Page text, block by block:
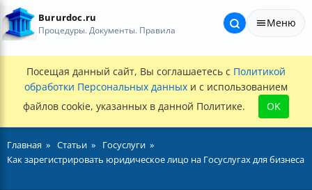
Bururdoc.ru
Процедуры. Документы. Правила
Меню
Посещая данный сайт, Вы соглашаетесь с Политикой
обработки Персональных данных и с использованием
файлов cookie, указанных в данной Политике.
OK
Главная Статьи
Госуслуги
Как зарегистрировать юридическое лицо на Госуслугах для бизнеса